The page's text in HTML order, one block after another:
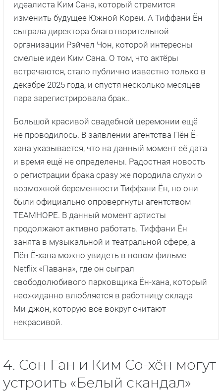
идеалиста Ким Сана, который стремится
изменить будущее Южной Кореи. А Тиффани Ён
сыграла директора благотворительной
организации Рэйчел Чон, которой интересны
смелые идеи Ким Сана. О том, что актёры
встречаются, стало публично известно только в
декабре 2025 года, и спустя несколько месяцев
пара зарегистрировала брак..
Большой красивой свадебной церемонии ещё
не проводилось. В заявлении агентства Пён Ё-
хана указывается, что на данный момент её дата
и время ещё не определены. Радостная новость
о регистрации брака сразу же породила слухи о
возможной беременности Тиффани Ён, но они
были официально опровергнуты агентством
TEAMHOPE. В данный момент артисты
продолжают активно работать. Тиффани Ён
занята в музыкальной и театральной сфере, а
Пён Ё-хана можно увидеть в новом фильме
Netflix «Павана», где он сыграл
свободолюбивого парковщика Ён-хана, который
неожиданно влюбляется в работницу склада
Ми-джон, которую все вокруг считают
некрасивой.
4. Сон Ган и Ким Со-хён могут
устроить «Белый скандал»